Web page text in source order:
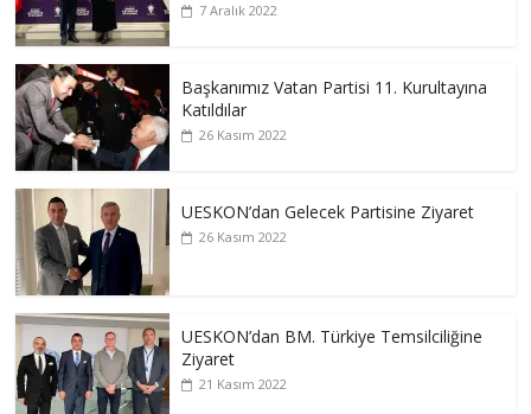
7 Aralık 2022
Başkanımız Vatan Partisi 11. Kurultayına
Katıldılar
26 Kasım 2022
UESKON’dan Gelecek Partisine Ziyaret
26 Kasım 2022
UESKON’dan BM. Türkiye Temsilciliğine
Ziyaret
21 Kasım 2022